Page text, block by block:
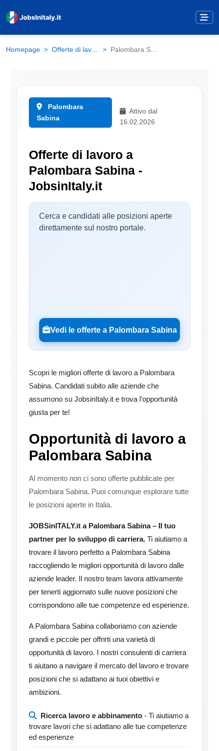
Homepage Offerte di lavoro Palombara Sabina
Palombara
Sabina
Attivo dal
16.02.2026
Offerte di lavoro a
Palombara Sabina -
JobsinItaly.it
Cerca e candidati alle posizioni aperte
direttamente sul nostro portale.
Vedi le offerte a Palombara Sabina
Scopri le migliori offerte di lavoro a Palombara
Sabina. Candidati subito alle aziende che
assumono su JobsinItaly.it e trova l’opportunità
giusta per te!
Opportunità di lavoro a
Palombara Sabina
Al momento non ci sono offerte pubblicate per
Palombara Sabina. Puoi comunque esplorare tutte
le posizioni aperte in Italia.
JOBSinITALY.it a Palombara Sabina – Il tuo
partner per lo sviluppo di carriera. Ti aiutiamo a
trovare il lavoro perfetto a Palombara Sabina
raccogliendo le migliori opportunità di lavoro dalle
aziende leader. Il nostro team lavora attivamente
per tenerti aggiornato sulle nuove posizioni che
corrispondono alle tue competenze ed esperienze.
A Palombara Sabina collaboriamo con aziende
grandi e piccole per offrirti una varietà di
opportunità di lavoro. I nostri consulenti di carriera
ti aiutano a navigare il mercato del lavoro e trovare
posizioni che si adattano ai tuoi obiettivi e
ambizioni.
Ricerca lavoro e abbinamento - Ti aiutiamo a
trovare lavori che si adattano alle tue competenze
ed esperienze